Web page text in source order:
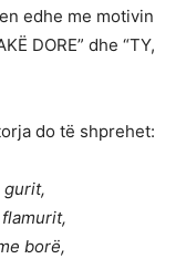
edhe me motivin
DORE” dhe “TY,
do të shprehet:
gurit,
borë,